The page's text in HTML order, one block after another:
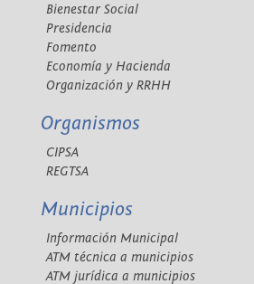
Bienestar Social
Presidencia
Fomento
Economía y Hacienda
Organización y RRHH
Organismos
CIPSA
REGTSA
Municipios
Información Municipal
ATM técnica a municipios
ATM jurídica a municipios